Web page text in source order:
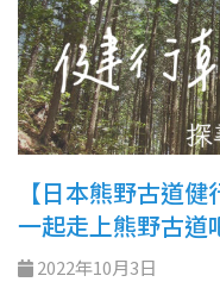
【日本熊野古道
一起走上熊野古道
2022年10月3日